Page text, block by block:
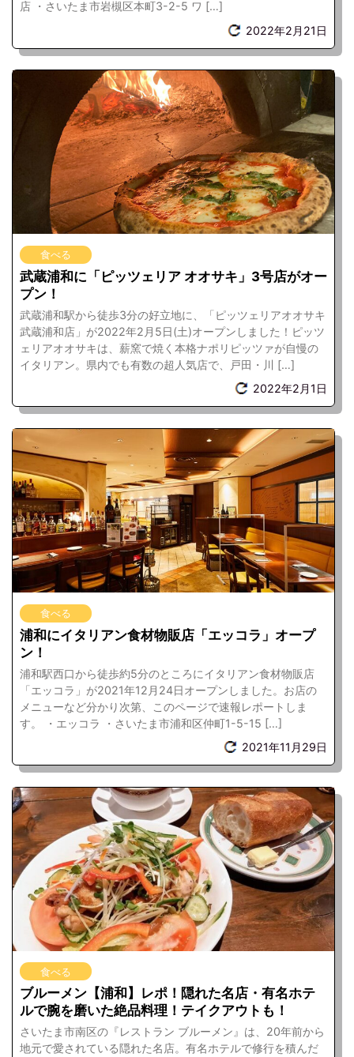
店 ・さいたま市岩槻区本町3-2-5 ワ […]
2022年2月21日
食べる
武蔵浦和に「ピッツェリア オオサキ」3号店がオー
プン！
武蔵浦和駅から徒歩3分の好立地に、「ピッツェリアオオサキ
武蔵浦和店」が2022年2月5日(土)オープンしました！ピッツ
ェリアオオサキは、薪窯で焼く本格ナポリピッツァが自慢の
イタリアン。県内でも有数の超人気店で、戸田・川 […]
2022年2月1日
食べる
浦和にイタリアン食材物販店「エッコラ」オープ
ン！
浦和駅西口から徒歩約5分のところにイタリアン食材物販店
「エッコラ」が2021年12月24日オープンしました。お店の
メニューなど分かり次第、このページで速報レポートしま
す。 ・エッコラ ・さいたま市浦和区仲町1-5-15 […]
2021年11月29日
食べる
ブルーメン【浦和】レポ！隠れた名店・有名ホテ
ルで腕を磨いた絶品料理！テイクアウトも！
さいたま市南区の『レストラン ブルーメン』は、20年前から
地元で愛されている隠れた名店。有名ホテルで修行を積んだ